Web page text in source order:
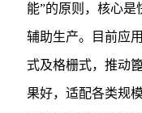
能”的原则，核心
辅助生产。目前应
式及格栅式，推动
果好，适配各类规